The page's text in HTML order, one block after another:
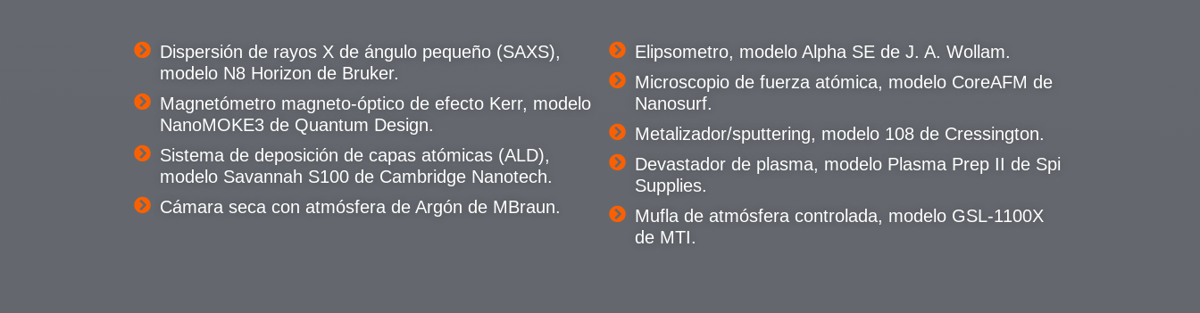
Dispersión de rayos X de ángulo pequeño (SAXS),
modelo N8 Horizon de Bruker.
Magnetómetro magneto-óptico de efecto Kerr, modelo
NanoMOKE3 de Quantum Design.
Sistema de deposición de capas atómicas (ALD),
modelo Savannah S100 de Cambridge Nanotech.
Cámara seca con atmósfera de Argón de MBraun.
Elipsometro, modelo Alpha SE de J. A. Wollam.
Microscopio de fuerza atómica, modelo CoreAFM de
Nanosurf.
Metalizador/sputtering, modelo 108 de Cressington.
Devastador de plasma, modelo Plasma Prep II de Spi
Supplies.
Mufla de atmósfera controlada, modelo GSL-1100X
de MTI.